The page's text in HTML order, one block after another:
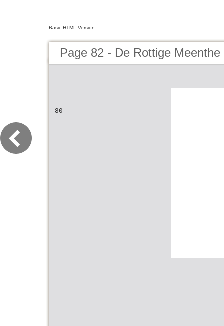
Basic HTML Version
Page 82 - De Rottige Meenthe
80